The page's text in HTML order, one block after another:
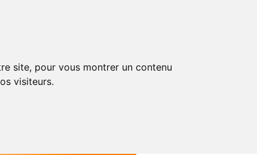
site, pour vous montrer un contenu
visiteurs.